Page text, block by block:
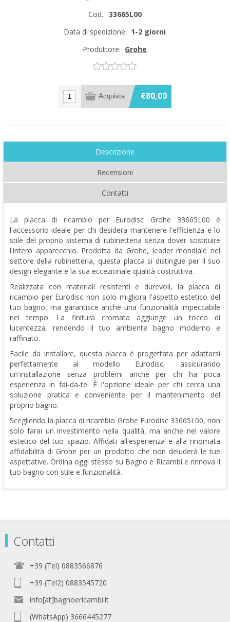
Cod.: 33665L00
Data di spedizione: 1-2 giorni
Produttore: Grohe
€80,00
Descrizione
Recensioni
Contatti
La placca di ricambio per Eurodisc Grohe 33665L00 è
l'accessorio ideale per chi desidera mantenere l'efficienza e lo
stile del proprio sistema di rubinetteria senza dover sostituire
l'intero apparecchio. Prodotta da Grohe, leader mondiale nel
settore della rubinetteria, questa placca si distingue per il suo
design elegante e la sua eccezionale qualità costruttiva.
Realizzata con materiali resistenti e durevoli, la placca di
ricambio per Eurodisc non solo migliora l'aspetto estetico del
tuo bagno, ma garantisce anche una funzionalità impeccabile
nel tempo. La finitura cromata aggiunge un tocco di
lucentezza, rendendo il tuo ambiente bagno moderno e
raffinato.
Facile da installare, questa placca è progettata per adattarsi
perfettamente al modello Eurodisc, assicurando
un'installazione senza problemi anche per chi ha poca
esperienza in fai-da-te. È l'opzione ideale per chi cerca una
soluzione pratica e conveniente per il mantenimento del
proprio bagno.
Scegliendo la placca di ricambio Grohe Eurodisc 33665L00, non
solo farai un investimento nella qualità, ma anche nel valore
estetico del tuo spazio. Affidati all'esperienza e alla rinomata
affidabilità di Grohe per un prodotto che non deluderà le tue
aspettative. Ordina oggi stesso su Bagno e Ricambi e rinnova il
tuo bagno con stile e funzionalità.
Contatti
+39 (Tel) 0883566876
+39 (Tel2) 0883545720
info[at]bagnoericambi.it
(WhatsApp) 3666445277